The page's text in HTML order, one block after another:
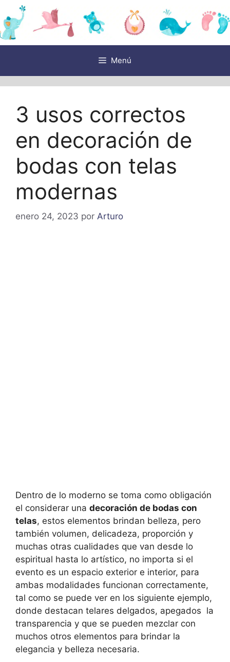
Saltar
al
contenido
Menú
3 usos correctos
en decoración de
bodas con telas
modernas
enero 24, 2023 por Arturo
Dentro de lo moderno se toma como obligación
el considerar una decoración de bodas con
telas, estos elementos brindan belleza, pero
también volumen, delicadeza, proporción y
muchas otras cualidades que van desde lo
espiritual hasta lo artístico, no importa si el
evento es un espacio exterior e interior, para
ambas modalidades funcionan correctamente,
tal como se puede ver en los siguiente ejemplo,
donde destacan telares delgados, apegados la
transparencia y que se pueden mezclar con
muchos otros elementos para brindar la
elegancia y belleza necesaria.